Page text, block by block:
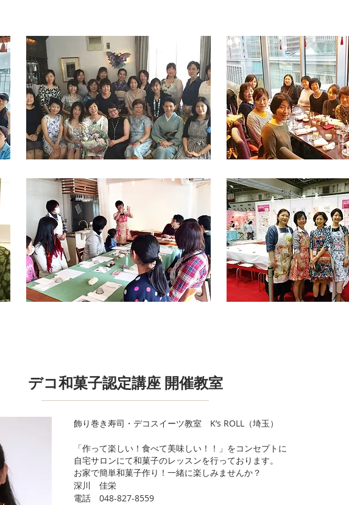
デコ和菓子認定講座 開催教室
飾り巻き寿司・デコスイーツ教室 K’s ROLL（埼玉）
「作って楽しい！食べて美味しい！！」をコンセプトに
自宅サロンにて和菓子のレッスンを行っております。
お家で簡単和菓子作り！一緒に楽しみませんか？
深川 佳栄
電話 048-827-8559